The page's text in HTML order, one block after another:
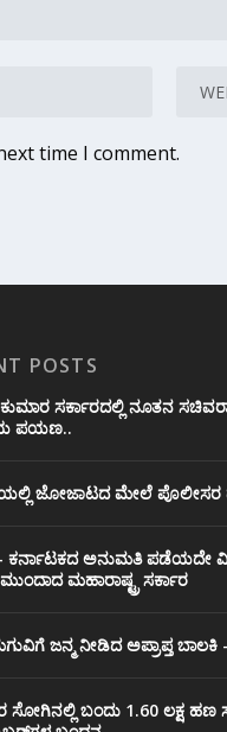
time I comment.
POSTS
ಸರ್ಕಾರದಲ್ಲಿ ನೂತನ
ಪಯಣ..
ಜೋಜಾಟದ ಮೇಲೆ ಪೊಲೀಸರ
ಕರ್ನಾಟಕದ ಅನುಮತಿ ಪಡೆಯದೇ
ಮಹಾರಾಷ್ಟ್ರ ಸರ್ಕಾರ
ಜನ್ಮ ನೀಡಿದ ಅಪ್ರಾಪ್ತ
ಸೋಗಿನಲ್ಲಿ ಬಂದು 1.60 ಲಕ್ಷ ಹಣ